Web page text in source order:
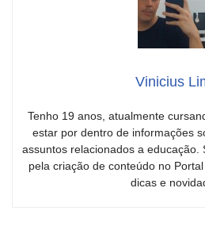
Vinicius
Tenho 19 anos, atualmente
estar por dentro de informações
assuntos relacionados a educação.
pela criação de conteúdo no
dicas e